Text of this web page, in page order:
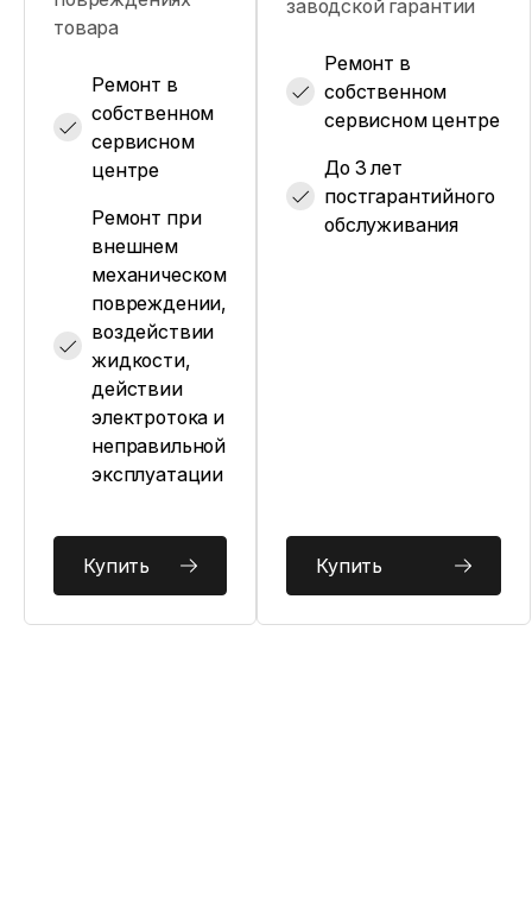
товара
Ремонт в
собственном
сервисном
центре
Ремонт при
внешнем
механическом
повреждении,
воздействии
жидкости,
действии
электротока и
неправильной
эксплуатации
Купить
заводской гарантии
Ремонт в
собственном
сервисном центре
До 3 лет
постгарантийного
обслуживания
Купить